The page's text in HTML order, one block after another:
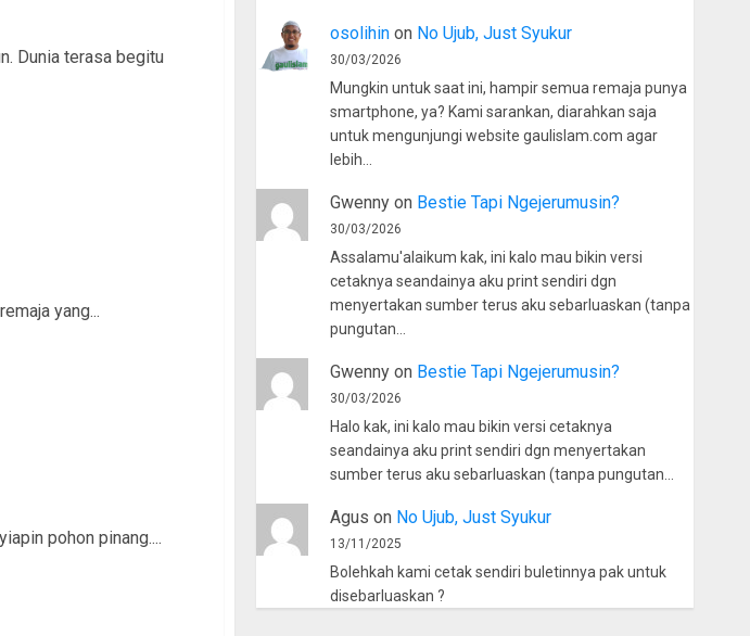
Dunia terasa begitu
yang...
pohon pinang....
osolihinon No Ujub, Just Syukur
30/03/2026
Mungkin untuk saat ini, hampir semua remaja punya
smartphone, ya? Kami sarankan, diarahkan saja
untuk mengunjungi website gaulislam.com agar
lebih…
Gwennyon Bestie Tapi Ngejerumusin?
30/03/2026
Assalamu'alaikum kak, ini kalo mau bikin versi
cetaknya seandainya aku print sendiri dgn
menyertakan sumber terus aku sebarluaskan (tanpa
pungutan…
Gwennyon Bestie Tapi Ngejerumusin?
30/03/2026
Halo kak, ini kalo mau bikin versi cetaknya
seandainya aku print sendiri dgn menyertakan
sumber terus aku sebarluaskan (tanpa pungutan…
Agus on No Ujub, Just Syukur
13/11/2025
Bolehkah kami cetak sendiri buletinnya pak untuk
disebarluaskan ?